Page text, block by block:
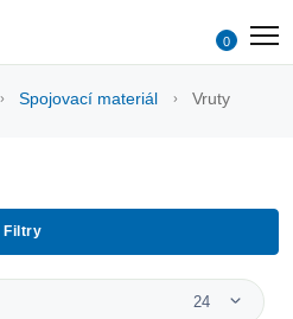
0
Spojovací materiál Vruty
Filtry
24